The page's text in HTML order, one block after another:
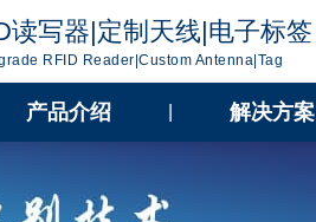
读写器|定制天线|电子标签
RFID Reader|Custom Antenna|Tag
产品介绍 解决方案